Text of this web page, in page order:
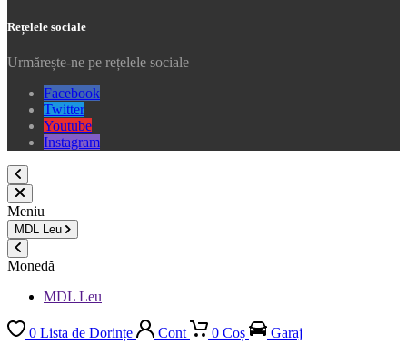
Rețelele sociale
Urmărește-ne pe rețelele sociale
Facebook
Twitter
Youtube
Instagram
Meniu
MDL Leu
Monedă
MDL Leu
0 Lista de Dorințe Cont 0 Coș
Garaj